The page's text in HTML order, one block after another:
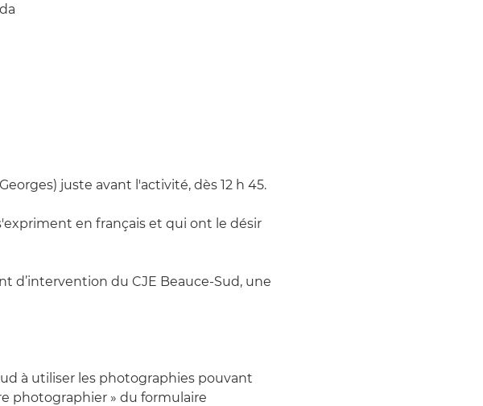
juste avant l'activité, dès 12 h 45.
en français et qui ont le désir
d’intervention du CJE Beauce-Sud, une
à utiliser les photographies pouvant
photographier » du formulaire